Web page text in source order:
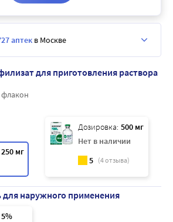
для приготовления раствора
флакон
250 мг
Дозировка: 500 мг
Нет в наличии
5 (4отзыва)
для наружного применения
5%
аптек в Москве